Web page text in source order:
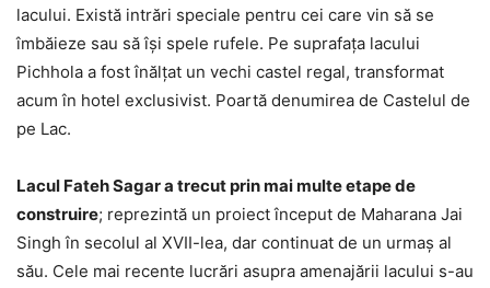
lacului. Există intrări speciale pentru cei care vin să se
îmbăieze sau să își spele rufele. Pe suprafața lacului
Pichhola a fost înălțat un vechi castel regal, transformat
acum în hotel exclusivist. Poartă denumirea de Castelul de
pe Lac.
Lacul Fateh Sagar a trecut prin mai multe etape de
construire; reprezintă un proiect început de Maharana Jai
Singh în secolul al XVII-lea, dar continuat de un urmaș al
său. Cele mai recente lucrări asupra amenajării lacului s-au